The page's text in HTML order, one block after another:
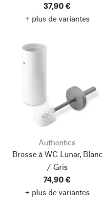
37,90 €
+ plus de variantes
Authentics
Brosse à WC Lunar, Blanc
/ Gris
74,90 €
+ plus de variantes